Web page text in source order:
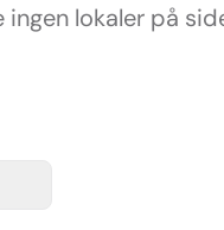
lokaler på